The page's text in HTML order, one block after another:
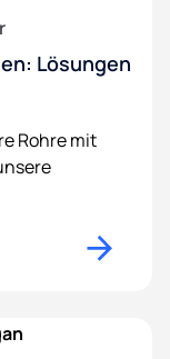
Lösungen
Rohre mit